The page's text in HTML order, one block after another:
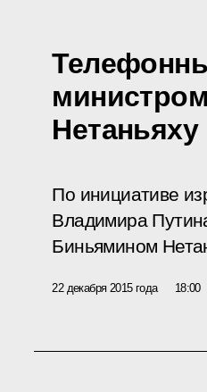
Нетаньяху
По инициативе
Владимира
Биньямином
22 декабря 2015 года 18:00